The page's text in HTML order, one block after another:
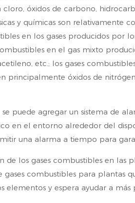
óxidos de carbono,
y químicas son relativamente
en los gases producidos por
en el gas mixto
etc.; los gases
principalmente óxidos de
puede agregar un sistema de
en el entorno alrededor del
una alarma a tiempo para
los gases combustibles en las
combustibles para plantas
y espera ayudar a más